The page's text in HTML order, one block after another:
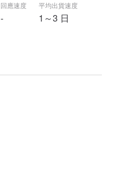
回應速度
-
平均出貨速度
1～3 日